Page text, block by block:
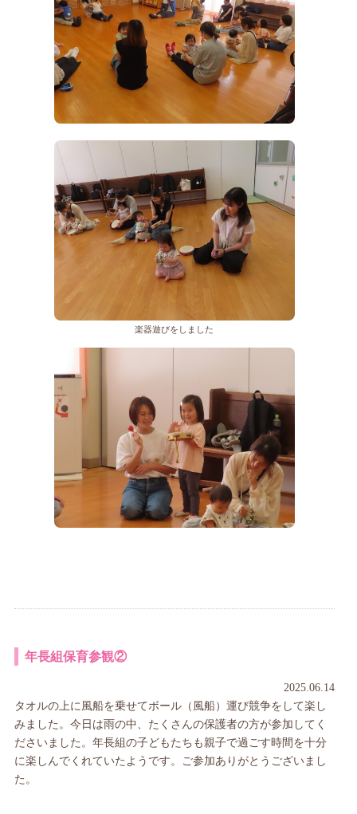
楽器遊びをしました
年長組保育参観②
2025.06.14
タオルの上に風船を乗せてボール（風船）運び競争をして楽し
みました。今日は雨の中、たくさんの保護者の方が参加してく
ださいました。年長組の子どもたちも親子で過ごす時間を十分
に楽しんでくれていたようです。ご参加ありがとうございまし
た。